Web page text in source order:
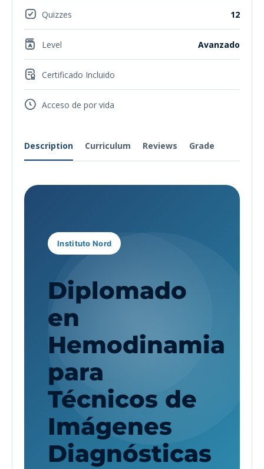
Description Curriculum Reviews Grade
Instituto Nord
Diplomado
en
Hemodinamia
para
Técnicos de
Imágenes
Diagnósticas
Quizzes 12
Level Avanzado
Certificado Incluido
Acceso de por vida